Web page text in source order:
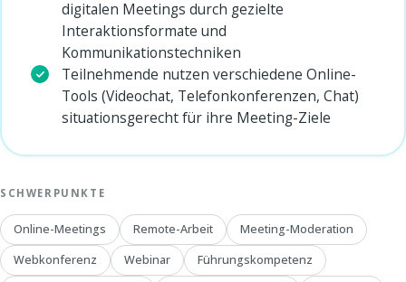
digitalen Meetings durch gezielte
Interaktionsformate und
Kommunikationstechniken
Teilnehmende nutzen verschiedene Online-
Tools (Videochat, Telefonkonferenzen, Chat)
situationsgerecht für ihre Meeting-Ziele
SCHWERPUNKTE
Online-Meetings Remote-Arbeit
Meeting-Moderation
Webkonferenz
Webinar
Führungskompetenz